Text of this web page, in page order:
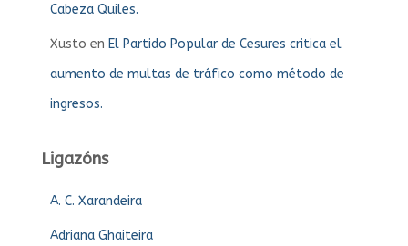
Cabeza Quiles.
Xusto en El Partido Popular de Cesures critica el
aumento de multas de tráfico como método de
ingresos.
Ligazóns
A. C. Xarandeira
Adriana Ghaiteira